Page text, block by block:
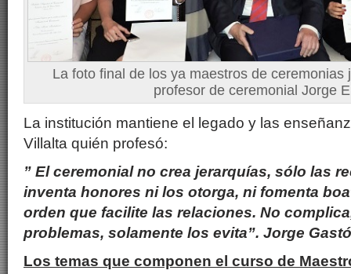
La foto final de los ya maestros de ceremonias
profesor de ceremonial Jorge
La institución mantiene el legado y las
Villalta quién profesó:
” El ceremonial no crea jerarquías, sólo las
inventa honores ni los otorga, ni fomenta
orden que facilite las relaciones. No
problemas, solamente los evita”. Jorge
Los temas que componen el curso de